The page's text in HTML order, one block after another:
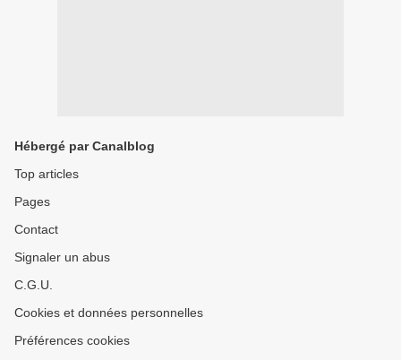
Hébergé par Canalblog
Top articles
Pages
Contact
Signaler un abus
C.G.U.
Cookies et données personnelles
Préférences cookies